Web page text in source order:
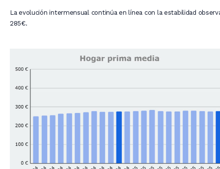
La evolución intermensual continúa en línea con la estabilidad
285€.